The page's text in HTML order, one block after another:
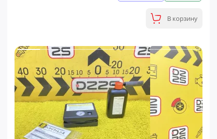
В корзину